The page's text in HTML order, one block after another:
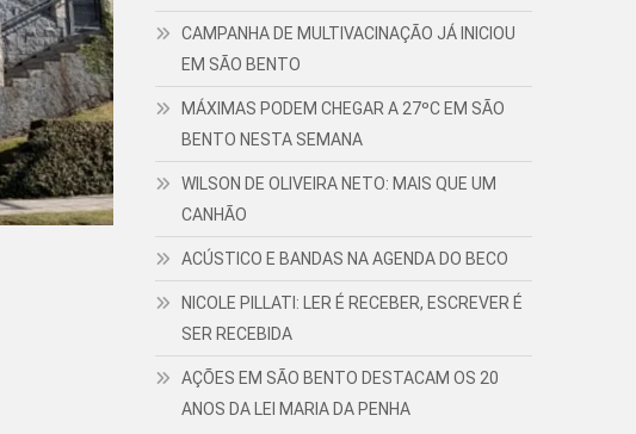
CAMPANHA DE MULTIVACINAÇÃO JÁ INICIOU
EM SÃO BENTO
MÁXIMAS PODEM CHEGAR A 27ºC EM SÃO
BENTO NESTA SEMANA
WILSON DE OLIVEIRA NETO: MAIS QUE UM
CANHÃO
ACÚSTICO E BANDAS NA AGENDA DO BECO
NICOLE PILLATI: LER É RECEBER, ESCREVER É
SER RECEBIDA
AÇÕES EM SÃO BENTO DESTACAM OS 20
ANOS DA LEI MARIA DA PENHA